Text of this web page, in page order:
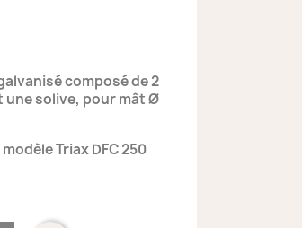
composé de 2
solive, pour mât Ø
Triax DFC 250